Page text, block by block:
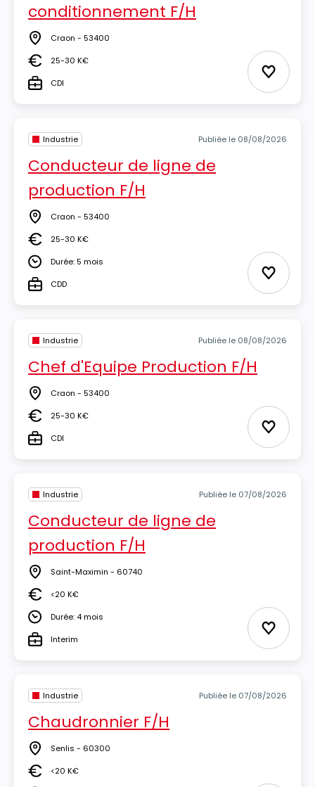
conditionnement F/H
Lieu Craon - 53400
Salaire25-30 K€
TypeCDI Ajouter
Industrie Publiée le 08/08/2026
Conducteur de ligne de
production F/H
Lieu Craon - 53400
Salaire25-30 K€
DuréeDurée: 5 mois
TypeCDD Ajouter
Industrie Publiée le 08/08/2026
Chef d'Equipe Production F/H
Lieu Craon - 53400
Salaire25-30 K€
TypeCDI Ajouter
Industrie Publiée le 07/08/2026
Conducteur de ligne de
production F/H
Lieu Saint-Maximin - 60740
Salaire<20 K€
DuréeDurée: 4 mois
TypeInterim Ajouter
Industrie Publiée le 07/08/2026
Chaudronnier F/H
Lieu Senlis - 60300
Salaire<20 K€